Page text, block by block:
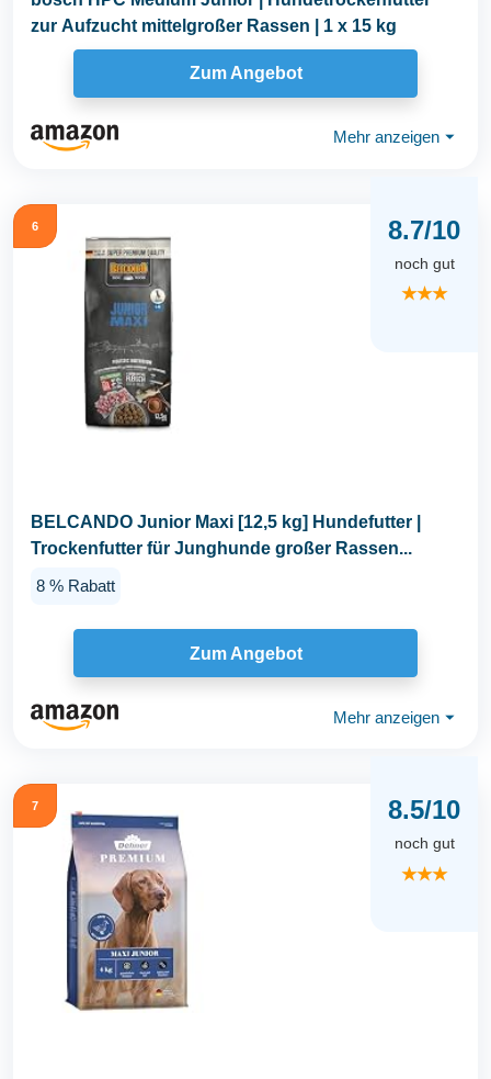
zur Aufzucht mittelgroßer Rassen | 1 x 15 kg
Zum Angebot
Mehr anzeigen ⏷
6 8.7/10
noch gut
★★★
BELCANDO Junior Maxi [12,5 kg] Hundefutter |
Trockenfutter für Junghunde großer Rassen...
8 % Rabatt
Zum Angebot
Mehr anzeigen ⏷
7 8.5/10
noch gut
★★★